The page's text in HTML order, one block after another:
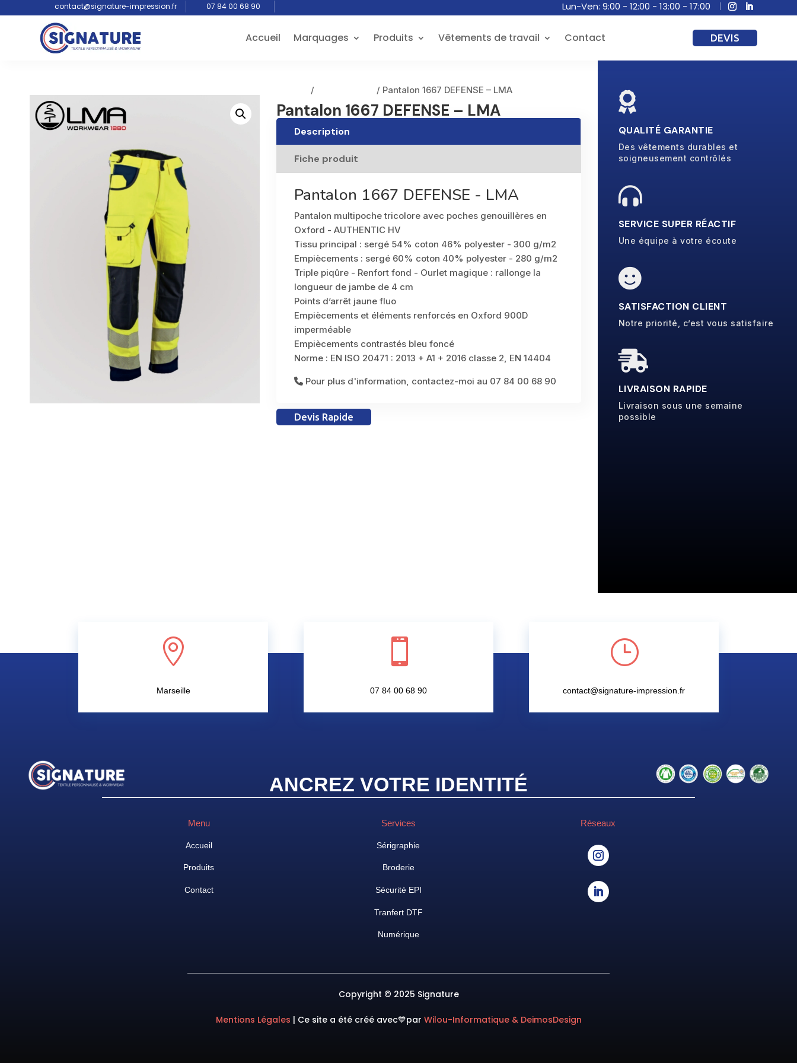
contact@signature-impression.fr 07 84 00 68 90 Lun-Ven: 9:00 - 12:00 - 13:00 - 17:00
Accueil Marquages Produits Vêtements de travail Contact DEVIS
/ / Pantalon 1667 DEFENSE – LMA
Pantalon 1667 DEFENSE – LMA
Description
Fiche produit
Pantalon 1667 DEFENSE - LMA
Pantalon multipoche tricolore avec poches genouillères en
Oxford - AUTHENTIC HV
Tissu principal : sergé 54% coton 46% polyester - 300 g/m2
Empiècements : sergé 60% coton 40% polyester - 280 g/m2
Triple piqûre - Renfort fond - Ourlet magique : rallonge la
longueur de jambe de 4 cm
Points d’arrêt jaune fluo
Empiècements et éléments renforcés en Oxford 900D
imperméable
Empiècements contrastés bleu foncé
Norme : EN ISO 20471 : 2013 + A1 + 2016 classe 2, EN 14404
Pour plus d'information, contactez-moi au 07 84 00 68 90
Devis Rapide

QUALITÉ GARANTIE
Des vêtements durables et
soigneusement contrôlés

SERVICE SUPER RÉACTIF
Une équipe à votre écoute

SATISFACTION CLIENT
Notre priorité, c’est vous satisfaire

LIVRAISON RAPIDE
Livraison sous une semaine
possible

Marseille

07 84 00 68 90
}
contact@signature-impression.fr
ANCREZ VOTRE IDENTITÉ
Menu
Accueil
Produits
Contact
Services
Sérigraphie
Broderie
Sécurité EPI
Tranfert DTF
Numérique
Réseaux
Copyright © 2025 Signature
Mentions Légales | Ce site a été créé avec💙par Wilou-Informatique & DeimosDesign